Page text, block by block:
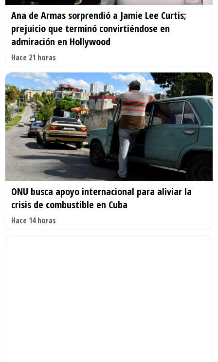
Ana de Armas sorprendió a Jamie Lee Curtis;
prejuicio que terminó convirtiéndose en
admiración en Hollywood
Hace 21 horas
ONU busca apoyo internacional para aliviar la
crisis de combustible en Cuba
Hace 14 horas